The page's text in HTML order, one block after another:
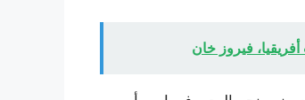
فيروز خان